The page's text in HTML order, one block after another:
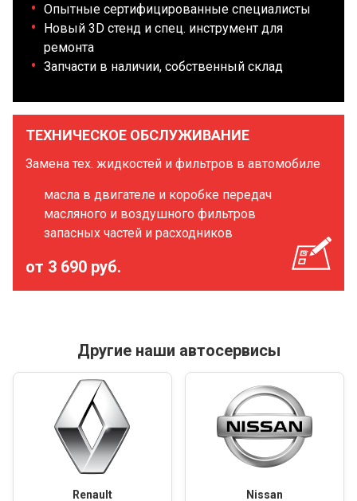
Опытные сертифицированные специалисты
Новый 3D стенд и спец. инструмент для
ремонта
Запчасти в наличии, собственный склад
ТЕХНИЧЕСКОЕ ОБСЛУЖИВАНИЕ
Замена тех. жидкостей и фильтров в автомобиле
масла в двигателе и коробке передач
масляного и воздушного фильтров
запасных частей и расходников
от 3 690 руб.
Другие наши автосервисы
Renault Nissan